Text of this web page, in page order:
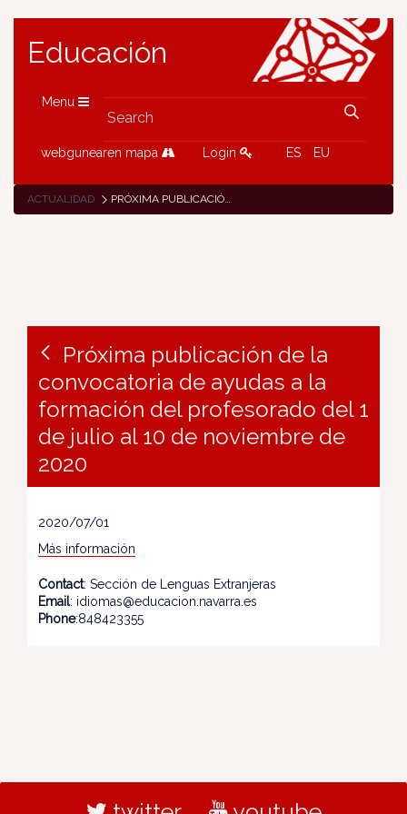
Educación
Menu
webgunearen mapa Login ES EU
ACTUALIDAD PRÓXIMA PUBLICACIÓN DE LA CONVOCATORIA DE AYUDAS A LA FORMACIÓN DEL PROFESORADO DEL 1 DE JULIO AL 10 DE NOVIEMBRE DE 2020
Próxima publicación de la
convocatoria de ayudas a la
formación del profesorado del 1
de julio al 10 de noviembre de
2020
2020/07/01
Más información
Contact: Sección de Lenguas Extranjeras
Email: idiomas@educacion.navarra.es
Phone:848423355